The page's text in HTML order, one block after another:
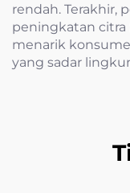
rendah. Terakhir,
peningkatan citra
menarik
yang sadar